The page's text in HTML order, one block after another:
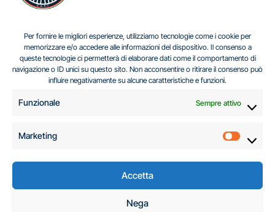
Per fornire le migliori esperienze, utilizziamo tecnologie come i cookie per
memorizzare e/o accedere alle informazioni del dispositivo. Il consenso a
queste tecnologie ci permetterà di elaborare dati come il comportamento di
navigazione o ID unici su questo sito. Non acconsentire o ritirare il consenso può
influire negativamente su alcune caratteristiche e funzioni.
Funzionale Sempre attivo
Marketing
Accetta
Nega
Centro Analisi e Studi Italus © Tutti i diritti riservati
C.A.S.I. – Centro